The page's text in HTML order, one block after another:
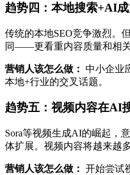
趋势四：本地搜索+AI
传统的本地SEO竞争激烈。
同——更看重内容质量和相关
营销人该怎么做： 中小企业
本地+行业的交叉话题。
趋势五：视频内容在AI
Sora等视频生成AI的崛起，
体扩展。视频内容将越来越
营销人该怎么做： 开始尝试